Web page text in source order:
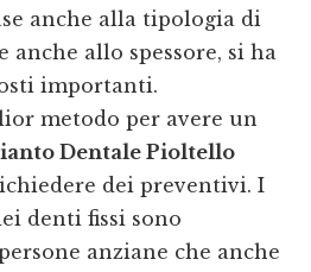
anche alla tipologia di
anche allo spessore, si ha
importanti.
metodo per avere un
Dentale Pioltello
dei preventivi. I
denti fissi sono
anziane che anche